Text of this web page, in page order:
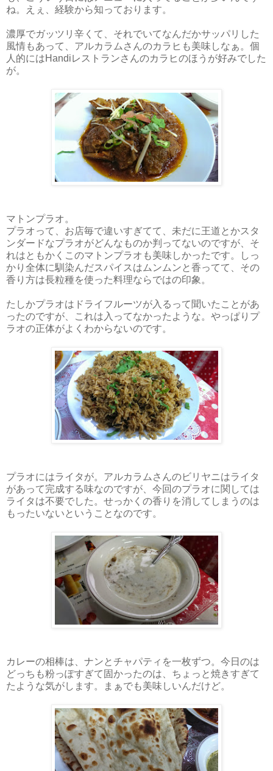
ね。えぇ、経験から知っております。
濃厚でガッツリ辛くて、それでいてなんだかサッパリした
風情もあって、アルカラムさんのカラヒも美味しなぁ。個
人的にはHandiレストランさんのカラヒのほうが好みでした
が。
マトンプラオ。
プラオって、お店毎で違いすぎてて、未だに王道とかスタ
ンダードなプラオがどんなものか判ってないのですが、そ
れはともかくこのマトンプラオも美味しかったです。しっ
かり全体に馴染んだスパイスはムンムンと香ってて、その
香り方は長粒種を使った料理ならではの印象。
たしかプラオはドライフルーツが入るって聞いたことがあ
ったのですが、これは入ってなかったような。やっぱりプ
ラオの正体がよくわからないのです。
プラオにはライタが。アルカラムさんのビリヤニはライタ
があって完成する味なのですが、今回のプラオに関しては
ライタは不要でした。せっかくの香りを消してしまうのは
もったいないということなのです。
カレーの相棒は、ナンとチャパティを一枚ずつ。今日のは
どっちも粉っぽすぎて固かったのは、ちょっと焼きすぎて
たような気がします。まぁでも美味しいんだけど。